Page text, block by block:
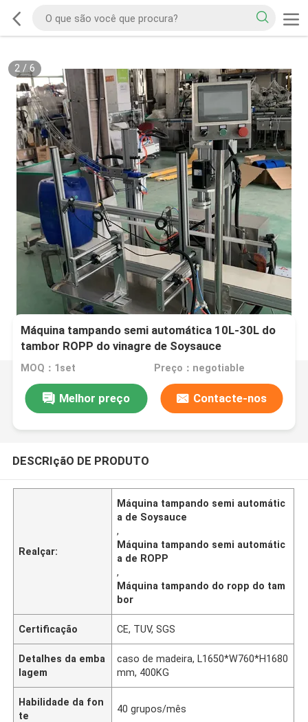
2/ 6
Máquina tampando semi automática 10L-30L do
tambor ROPP do vinagre de Soysauce
MOQ：1set Preço：negotiable
Melhor preço Contacte-nos
DESCRIçãO DE PRODUTO
Realçar:
Máquina tampando semi automátic
a de Soysauce
,
Máquina tampando semi automátic
a de ROPP
,
Máquina tampando do ropp do tam
bor
Certificação CE, TUV, SGS
Detalhes da emba
lagem
caso de madeira, L1650*W760*H1680
mm, 400KG
Habilidade da fon
te
40 grupos/mês